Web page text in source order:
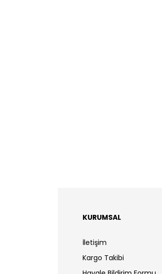
KURUMSAL
İletişim
Kargo Takibi